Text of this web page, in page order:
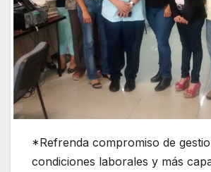
*Refrenda compromiso de
condiciones laborales y más